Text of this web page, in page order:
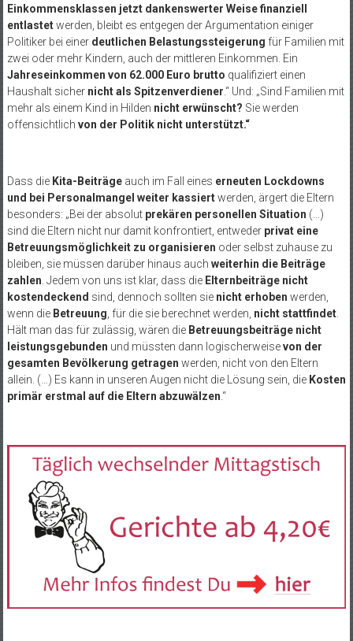
Einkommensklassen jetzt dankenswerter Weise finanziell
entlastetwerden, bleibt es entgegen der Argumentation einiger
Politiker bei einer deutlichen Belastungssteigerung für Familien mit
zwei oder mehr Kindern, auch der mittleren Einkommen. Ein
Jahreseinkommen von 62.000 Euro brutto qualifiziert einen
Haushalt sicher nicht als Spitzenverdiener.“ Und: „Sind Familien mit
mehr als einem Kind in Hilden nicht erwünscht? Sie werden
offensichtlich von der Politik nicht unterstützt.“
Dass die Kita-Beiträgeauch im Fall eines erneuten Lockdowns
und bei Personalmangel weiter kassiertwerden, ärgert die Eltern
besonders: „Bei der absolut prekären personellen Situation (…)
sind die Eltern nicht nur damit konfrontiert, entweder privat eine
Betreuungsmöglichkeit zu organisieren oder selbst zuhause zu
bleiben, sie müssen darüber hinaus auch weiterhin die Beiträge
zahlen. Jedem von uns ist klar, dass die Elternbeiträge nicht
kostendeckend sind, dennoch sollten sie nicht erhoben werden,
wenn die Betreuung, für die sie berechnet werden, nicht stattfindet.
Hält man das für zulässig, wären die Betreuungsbeiträge nicht
leistungsgebunden und müssten dann logischerweisevon der
gesamten Bevölkerung getragen werden, nicht von den Eltern
allein. (…) Es kann in unseren Augen nicht die Lösung sein, die Kosten
primär erstmal auf die Eltern abzuwälzen.“